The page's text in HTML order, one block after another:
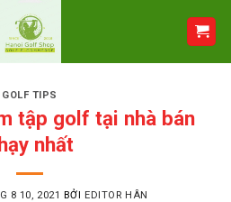
GOLF TIPS
tập golf tại nhà bán
nhất
8 10, 2021 BỞI EDITOR HÂN